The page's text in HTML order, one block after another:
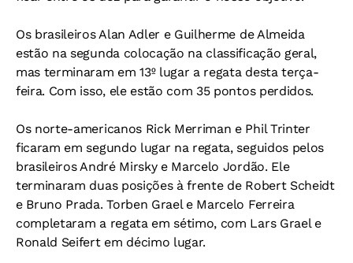
Os brasileiros Alan Adler e Guilherme de Almeida
estão na segunda colocação na classificação geral,
mas terminaram em 13º lugar a regata desta terça-
feira. Com isso, ele estão com 35 pontos perdidos.
Os norte-americanos Rick Merriman e Phil Trinter
ficaram em segundo lugar na regata, seguidos pelos
brasileiros André Mirsky e Marcelo Jordão. Ele
terminaram duas posições à frente de Robert Scheidt
e Bruno Prada. Torben Grael e Marcelo Ferreira
completaram a regata em sétimo, com Lars Grael e
Ronald Seifert em décimo lugar.